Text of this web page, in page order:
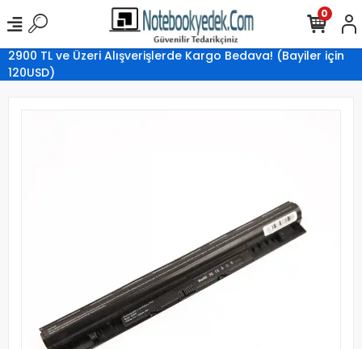
2900 TL ve Üzeri Alışverişlerde Kargo Bedava! (Bayiler için
120USD)
0